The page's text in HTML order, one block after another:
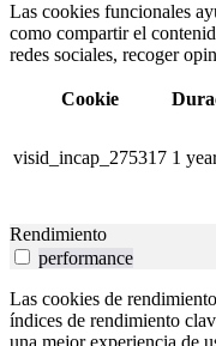
Las cookies funcionales
como compartir el
redes sociales, recoger
Cookie
visid_incap_275317 1
Rendimiento
performance
Las cookies de
índices de rendimiento